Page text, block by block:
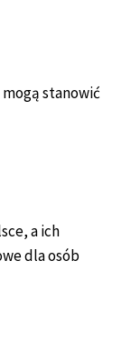
stanowić
a ich
dla osób